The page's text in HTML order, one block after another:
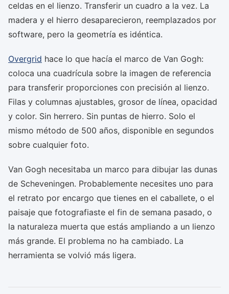
celdas en el lienzo. Transferir un cuadro a la vez. La
madera y el hierro desaparecieron, reemplazados por
software, pero la geometría es idéntica.
Overgrid hace lo que hacía el marco de Van Gogh:
coloca una cuadrícula sobre la imagen de referencia
para transferir proporciones con precisión al lienzo.
Filas y columnas ajustables, grosor de línea, opacidad
y color. Sin herrero. Sin puntas de hierro. Solo el
mismo método de 500 años, disponible en segundos
sobre cualquier foto.
Van Gogh necesitaba un marco para dibujar las dunas
de Scheveningen. Probablemente necesites uno para
el retrato por encargo que tienes en el caballete, o el
paisaje que fotografiaste el fin de semana pasado, o
la naturaleza muerta que estás ampliando a un lienzo
más grande. El problema no ha cambiado. La
herramienta se volvió más ligera.